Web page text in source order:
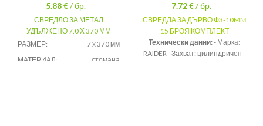
5.88€/ бр.
СВРЕДЛО ЗА МЕТАЛ
УДЪЛЖЕНО 7.0 Х 370 ММ
РАЗМЕР:
7 х 370 мм
МАТЕРИАЛ:
стомана
7.72€/ бр.
СВРЕДЛА ЗА ДЪРВО Ф3-10MM
15 БРОЯ КОМПЛЕКТ
Технически данни:- Марка:
RAIDER - Захват: цилиндричен -